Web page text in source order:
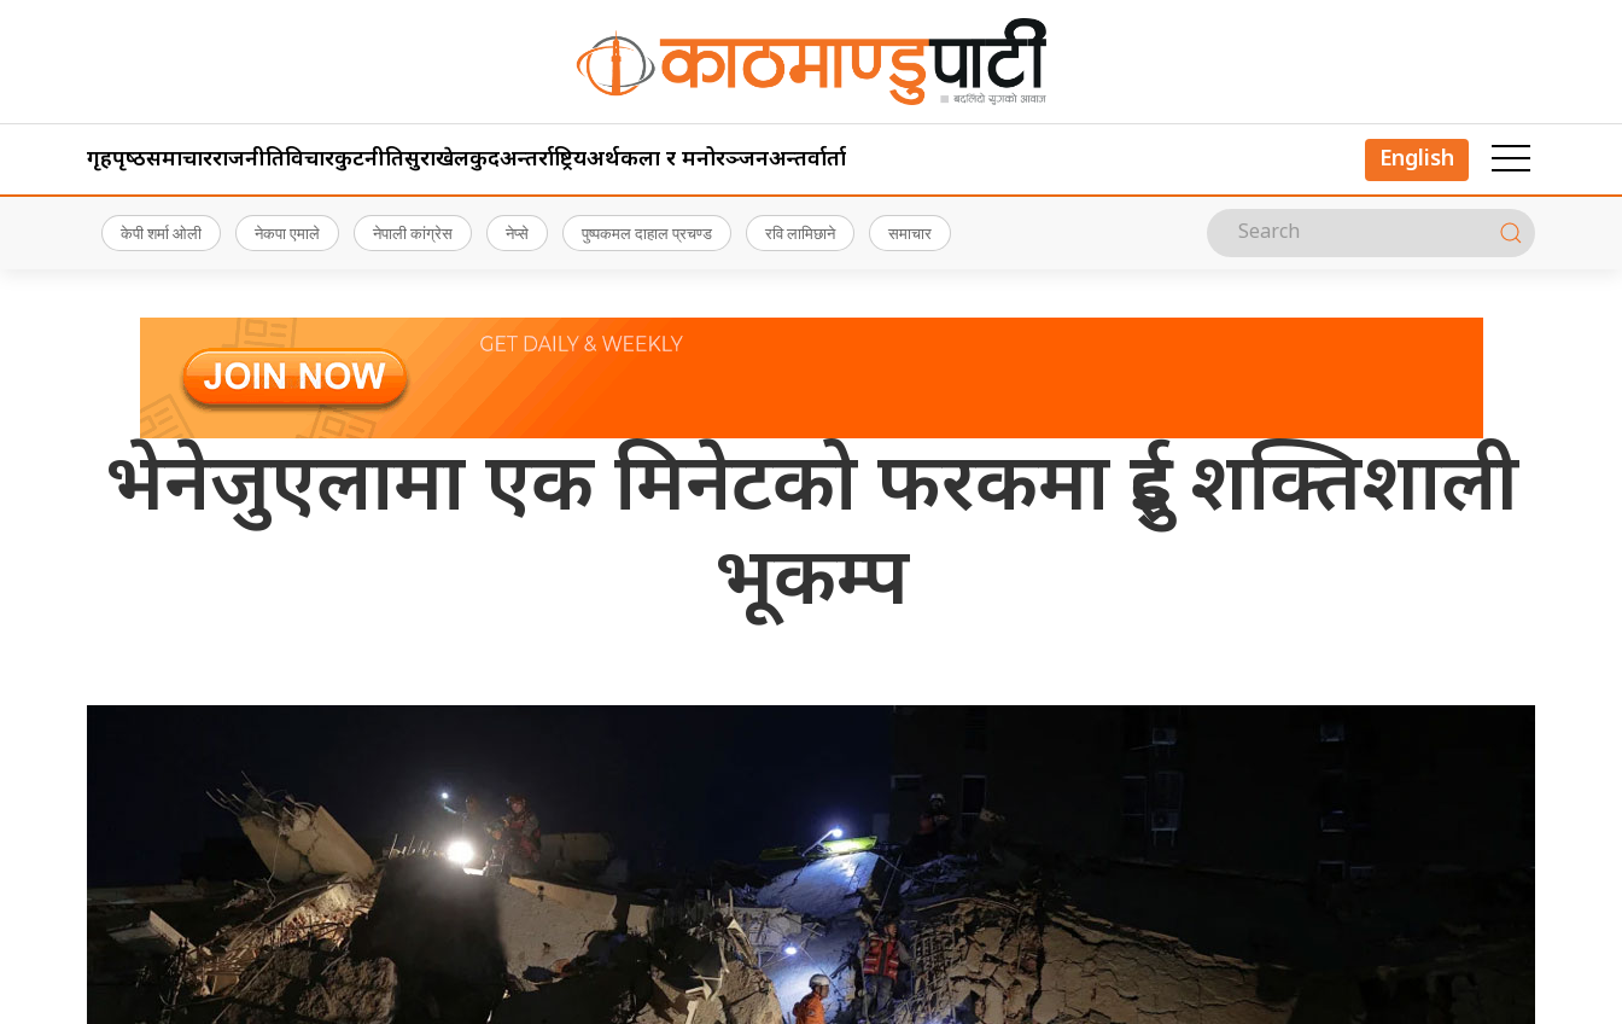
गृहपृष्‍ठसमाचारराजनीतिविचारकुटनीतिसुरक्षाखेलकुदअन्तर्राष्ट्रियअर्थकला र मनोरञ्जनअन्तर्वार्ता English
केपी शर्मा ओली नेकपा एमाले नेपाली कांग्रेस नेप्से पुष्पकमल दाहाल प्रचण्ड रवि लामिछाने समाचार
भेनेजुएलामा एक मिनेटको फरकमा दुई शक्तिशाली
भूकम्प